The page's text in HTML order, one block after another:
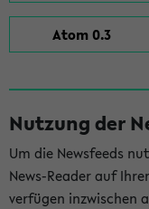
Atom 0.3
Nutzung der
Um die Newsfeeds
News-Reader auf
verfügen inzwischen